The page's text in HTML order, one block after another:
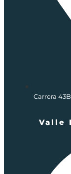
Carrera
Valle